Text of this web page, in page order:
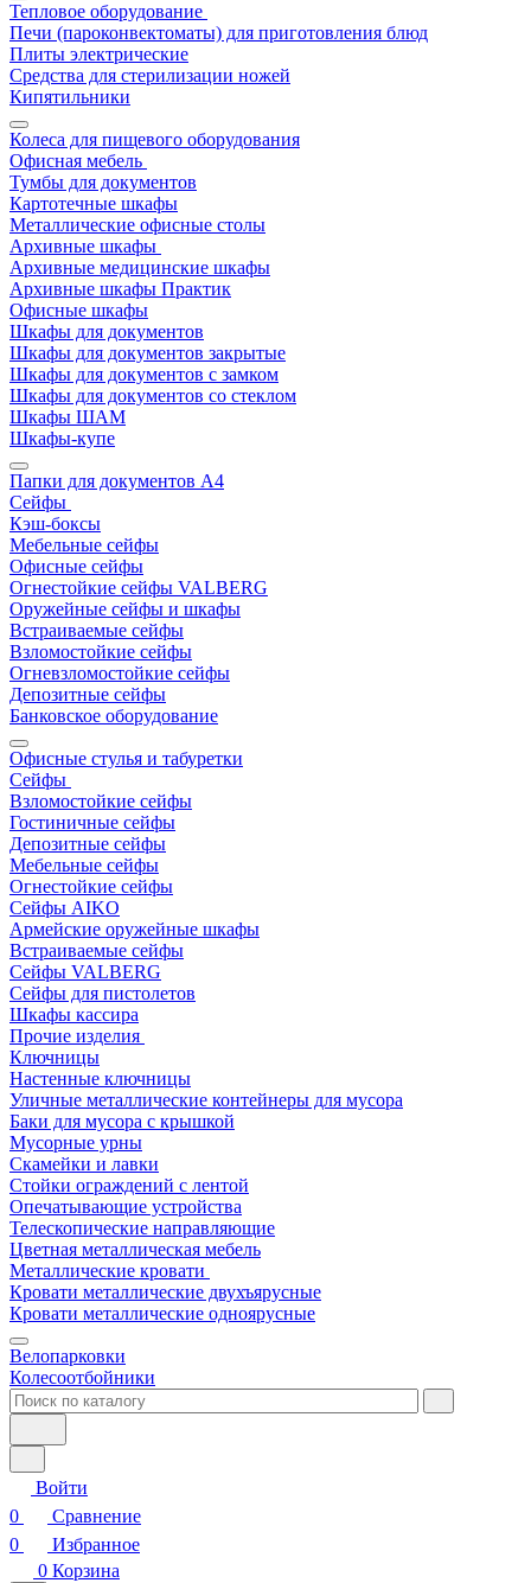
Тепловое оборудование
Печи (пароконвектоматы) для приготовления блюд
Плиты электрические
Средства для стерилизации ножей
Кипятильники
Колеса для пищевого оборудования
Офисная мебель
Тумбы для документов
Картотечные шкафы
Металлические офисные столы
Архивные шкафы
Архивные медицинские шкафы
Архивные шкафы Практик
Офисные шкафы
Шкафы для документов
Шкафы для документов закрытые
Шкафы для документов с замком
Шкафы для документов со стеклом
Шкафы ШАМ
Шкафы-купе
Папки для документов A4
Сейфы
Кэш-боксы
Мебельные сейфы
Офисные сейфы
Огнестойкие сейфы VALBERG
Оружейные сейфы и шкафы
Встраиваемые сейфы
Взломостойкие сейфы
Огневзломостойкие сейфы
Депозитные сейфы
Банковское оборудование
Офисные стулья и табуретки
Сейфы
Взломостойкие сейфы
Гостиничные сейфы
Депозитные сейфы
Мебельные сейфы
Огнестойкие сейфы
Сейфы AIKO
Армейские оружейные шкафы
Встраиваемые сейфы
Сейфы VALBERG
Сейфы для пистолетов
Шкафы кассира
Прочие изделия
Ключницы
Настенные ключницы
Уличные металлические контейнеры для мусора
Баки для мусора с крышкой
Мусорные урны
Скамейки и лавки
Стойки ограждений с лентой
Опечатывающие устройства
Телескопические направляющие
Цветная металлическая мебель
Металлические кровати
Кровати металлические двухъярусные
Кровати металлические одноярусные
Велопарковки
Колесоотбойники
Войти
0
Сравнение
0
Избранное
0 Корзина